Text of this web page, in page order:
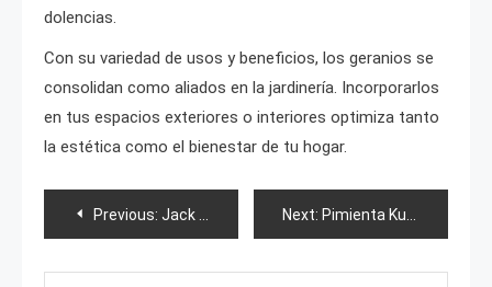
dolencias.
Con su variedad de usos y beneficios, los geranios se
consolidan como aliados en la jardinería. Incorporarlos
en tus espacios exteriores o interiores optimiza tanto
la estética como el bienestar de tu hogar.
Post
navigation
Previous: Jack Russell Terrier Next: Pimienta Kubyshka